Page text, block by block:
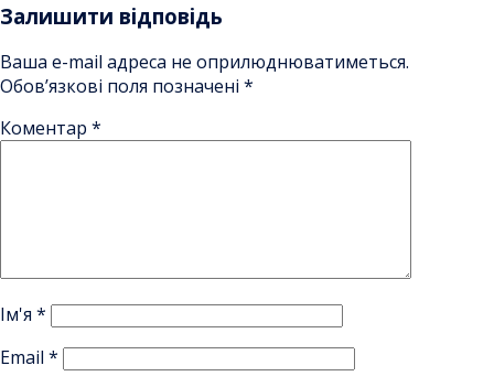
Залишити відповідь
Ваша e-mail адреса не оприлюднюватиметься.
Обов’язкові поля позначені *
Коментар *
Ім'я *
Email *